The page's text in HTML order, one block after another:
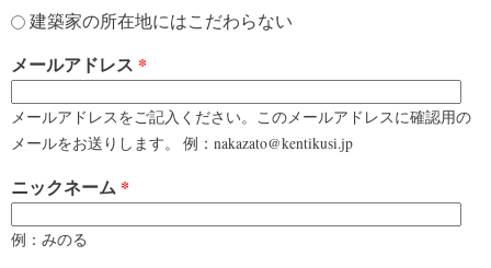
建築家の所在地にはこだわらない
メールアドレス *
メールアドレスをご記入ください。このメールアドレスに確認用の
メールをお送りします。 例：nakazato@kentikusi.jp
ニックネーム *
例：みのる